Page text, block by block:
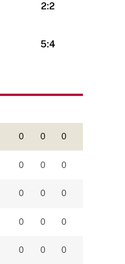
2:2
5:4
0 0 0
0 0 0
0 0 0
0 0 0
0 0 0